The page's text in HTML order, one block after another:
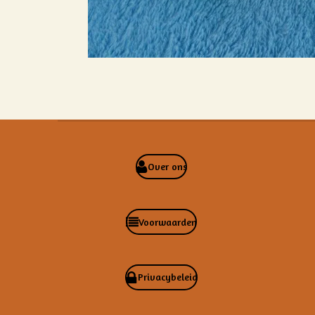
Over ons
Voorwaarden
Privacybeleid